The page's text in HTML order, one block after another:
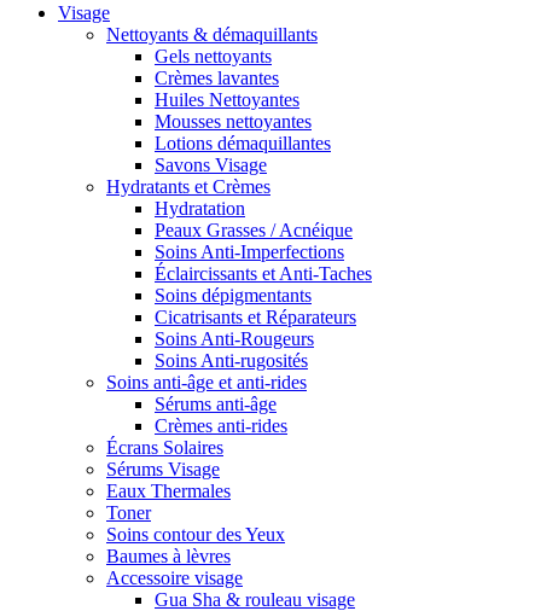
Visage
Nettoyants & démaquillants
Gels nettoyants
Crèmes lavantes
Huiles Nettoyantes
Mousses nettoyantes
Lotions démaquillantes
Savons Visage
Hydratants et Crèmes
Hydratation
Peaux Grasses / Acnéique
Soins Anti-Imperfections
Éclaircissants et Anti-Taches
Soins dépigmentants
Cicatrisants et Réparateurs
Soins Anti-Rougeurs
Soins Anti-rugosités
Soins anti-âge et anti-rides
Sérums anti-âge
Crèmes anti-rides
Écrans Solaires
Sérums Visage
Eaux Thermales
Toner
Soins contour des Yeux
Baumes à lèvres
Accessoire visage
Gua Sha & rouleau visage